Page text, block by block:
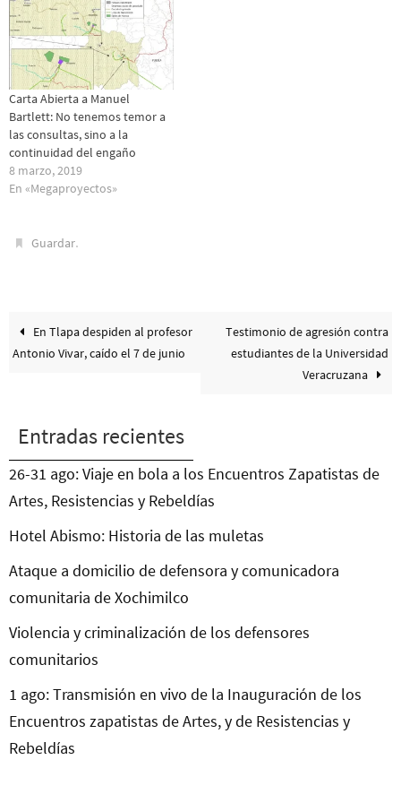
Carta Abierta a Manuel
Bartlett: No tenemos temor a
las consultas, sino a la
continuidad del engaño
8 marzo, 2019
En «Megaproyectos»
Guardar.
En Tlapa despiden al profesor
Antonio Vivar, caído el 7 de junio
Testimonio de agresión contra
estudiantes de la Universidad
Veracruzana
Entradas recientes
26-31 ago: Viaje en bola a los Encuentros Zapatistas de
Artes, Resistencias y Rebeldías
Hotel Abismo: Historia de las muletas
Ataque a domicilio de defensora y comunicadora
comunitaria de Xochimilco
Violencia y criminalización de los defensores
comunitarios
1 ago: Transmisión en vivo de la Inauguración de los
Encuentros zapatistas de Artes, y de Resistencias y
Rebeldías